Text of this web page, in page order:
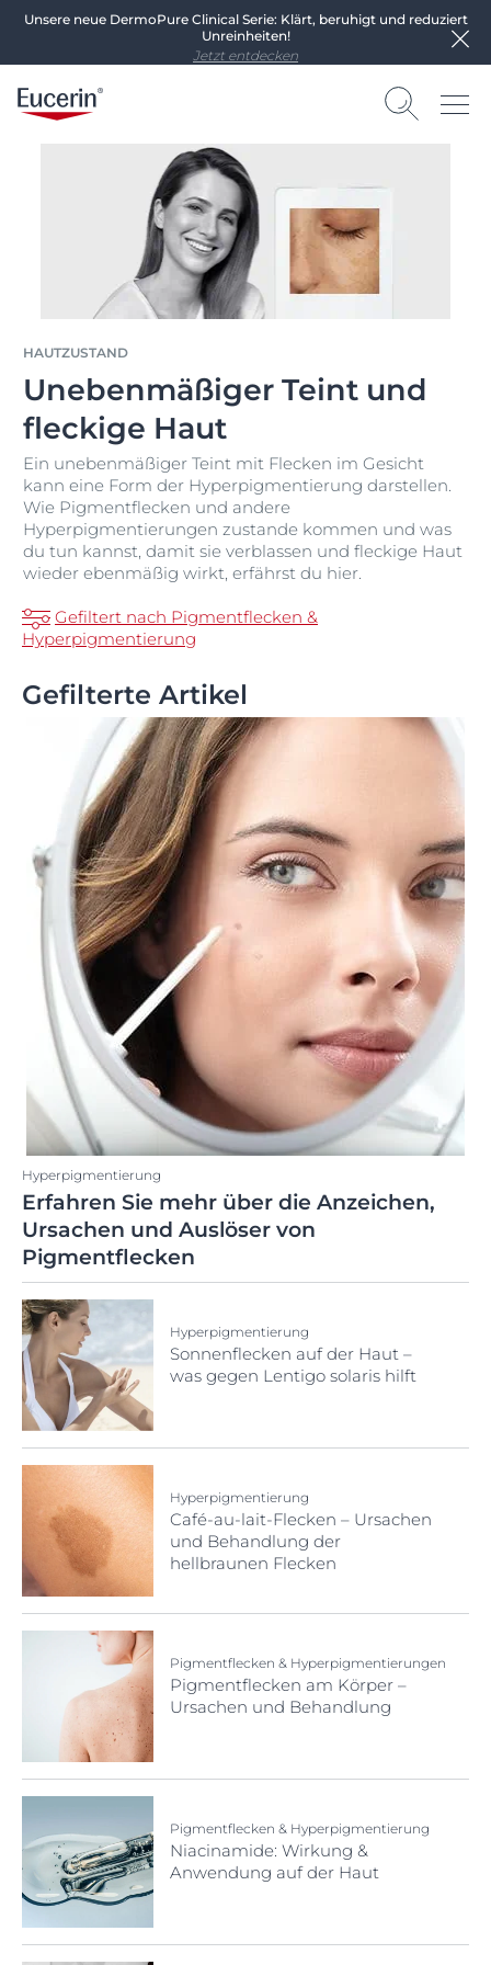
Unsere neue DermoPure Clinical Serie: Klärt, beruhigt und reduziert
Unreinheiten!
Jetzt entdecken
HAUTZUSTAND
Unebenmäßiger Teint und
fleckige Haut
Ein unebenmäßiger Teint mit Flecken im Gesicht
kann eine Form der Hyperpigmentierung darstellen.
Wie Pigmentflecken und andere
Hyperpigmentierungen zustande kommen und was
du tun kannst, damit sie verblassen und fleckige Haut
wieder ebenmäßig wirkt, erfährst du hier.
Gefiltert nach Pigmentflecken &
Hyperpigmentierung
Gefilterte Artikel
Hyperpigmentierung
Erfahren Sie mehr über die Anzeichen,
Ursachen und Auslöser von
Pigmentflecken
Hyperpigmentierung
Sonnenflecken auf der Haut –
was gegen Lentigo solaris hilft
Hyperpigmentierung
Café-au-lait-Flecken – Ursachen
und Behandlung der
hellbraunen Flecken
Pigmentflecken & Hyperpigmentierungen
Pigmentflecken am Körper –
Ursachen und Behandlung
Pigmentflecken & Hyperpigmentierung
Niacinamide: Wirkung &
Anwendung auf der Haut